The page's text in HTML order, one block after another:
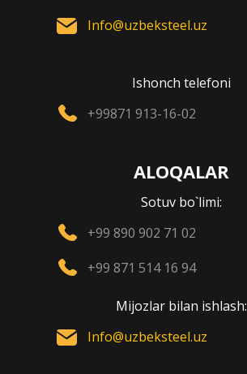
Info@uzbeksteel.uz
Ishonch telefoni
+99871 913-16-02
ALOQALAR
Sotuv bo`limi:
+99 890 902 71 02
+99 871 514 16 94
Mijozlar bilan ishlash:
Info@uzbeksteel.uz